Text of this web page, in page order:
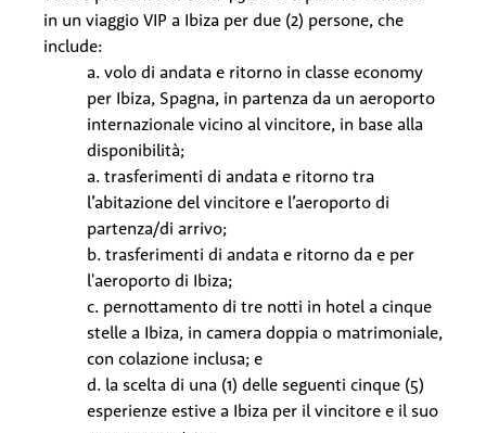
in un viaggio VIP a Ibiza per due (2) persone, che
include:
a. volo di andata e ritorno in classe economy
per Ibiza, Spagna, in partenza da un aeroporto
internazionale vicino al vincitore, in base alla
disponibilità;
a. trasferimenti di andata e ritorno tra
l’abitazione del vincitore e l’aeroporto di
partenza/di arrivo;
b. trasferimenti di andata e ritorno da e per
l'aeroporto di Ibiza;
c. pernottamento di tre notti in hotel a cinque
stelle a Ibiza, in camera doppia o matrimoniale,
con colazione inclusa; e
d. la scelta di una (1) delle seguenti cinque (5)
esperienze estive a Ibiza per il vincitore e il suo